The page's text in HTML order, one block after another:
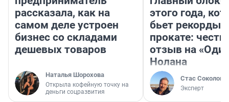
рассказала, как на
самом деле устроен
бизнес со складами
дешевых товаров
Наталья Шорохова
Открыла кофейную точку на
деньги соцразвития
этого года,
бьет рекорды в
прокате:
отзыв на
Нолана
Стас Соколов
Эксперт